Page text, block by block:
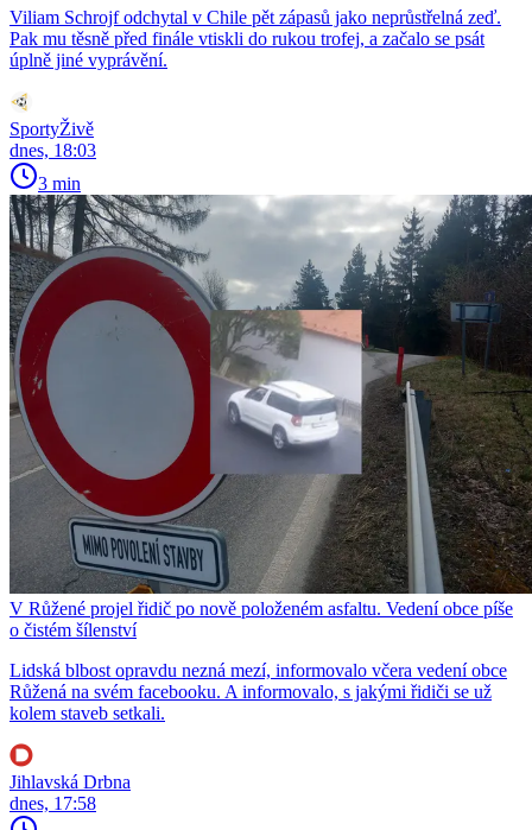
Viliam Schrojf odchytal v Chile pět zápasů jako neprůstřelná zeď.
Pak mu těsně před finále vtiskli do rukou trofej, a začalo se psát
úplně jiné vyprávění.
SportyŽivě
dnes, 18:03
3 min
V Růžené projel řidič po nově položeném asfaltu. Vedení obce píše
o čistém šílenství
Lidská blbost opravdu nezná mezí, informovalo včera vedení obce
Růžená na svém facebooku. A informovalo, s jakými řidiči se už
kolem staveb setkali.
Jihlavská Drbna
dnes, 17:58